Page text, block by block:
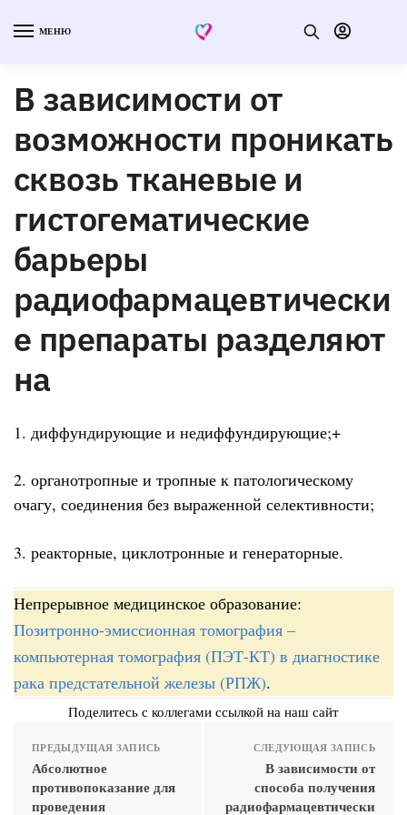
МЕНЮ
В зависимости от
возможности проникать
сквозь тканевые и
гистогематические
барьеры
радиофармацевтически
е препараты разделяют
на
1. диффундирующие и недиффундирующие;+
2. органотропные и тропные к патологическому
очагу, соединения без выраженной селективности;
3. реакторные, циклотронные и генераторные.
Непрерывное медицинское образование:
Позитронно-эмиссионная томография –
компьютерная томография (ПЭТ-КТ) в диагностике
рака предстательной железы (РПЖ).
Поделитесь с коллегами ссылкой на наш сайт
ПРЕДЫДУЩАЯ ЗАПИСЬ
Абсолютное
противопоказание для
проведения
СЛЕДУЮЩАЯ ЗАПИСЬ
В зависимости от
способа получения
радиофармацевтически